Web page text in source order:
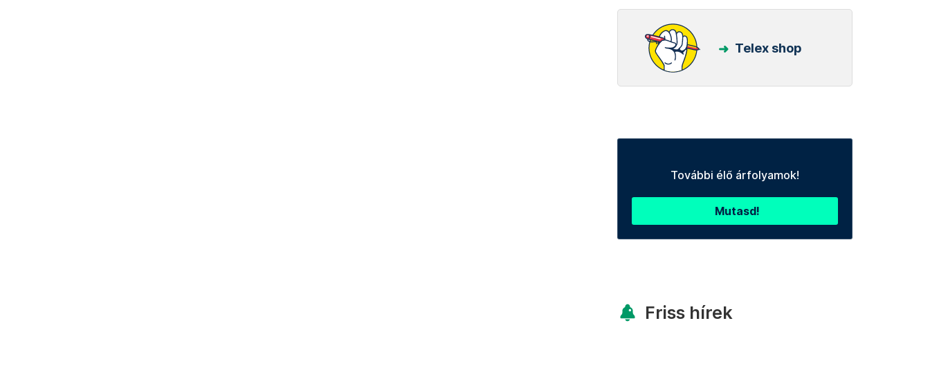
Telex shop
További élő árfolyamok!
Mutasd!
Friss hírek